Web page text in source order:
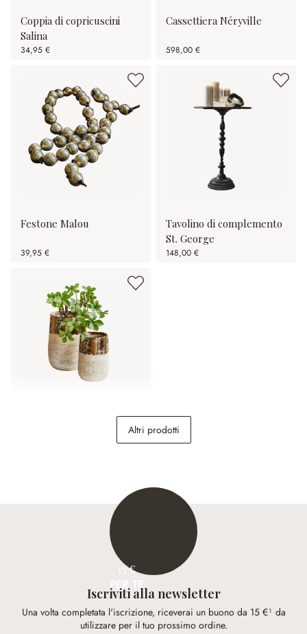
Coppia di copricuscini
Salina
34,95 €
Cassettiera Néryville
598,00 €
Festone Malou
39,95 €
Tavolino di complemento
St. George
148,00 €
Altri prodotti
15 €
PER TE
Iscriviti alla newsletter
Una volta completata l'iscrizione, riceverai un buono da 15 €¹ da
utilizzare per il tuo prossimo ordine.